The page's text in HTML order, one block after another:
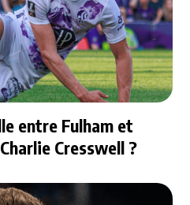
entre Fulham et
Cresswell ?